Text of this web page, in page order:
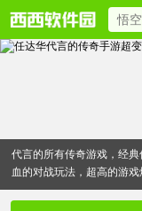
代言的所有传奇游戏，经
血的对战玩法，超高的游
限制的切磋对战活动，喜